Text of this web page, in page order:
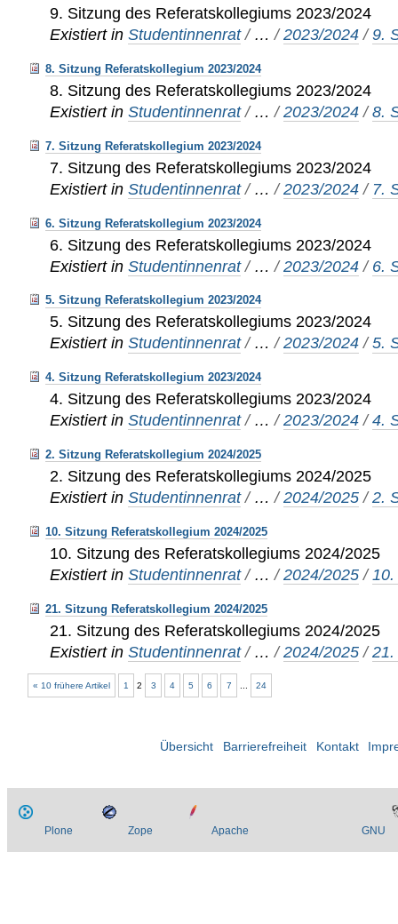
9. Sitzung des Referatskollegiums 2023/2024
Existiert in Studentinnenrat / …/2023/2024 /9.
8. Sitzung Referatskollegium 2023/2024
8. Sitzung des Referatskollegiums 2023/2024
Existiert in Studentinnenrat / …/2023/2024 /8.
7. Sitzung Referatskollegium 2023/2024
7. Sitzung des Referatskollegiums 2023/2024
Existiert in Studentinnenrat / …/2023/2024 / 7.
6. Sitzung Referatskollegium 2023/2024
6. Sitzung des Referatskollegiums 2023/2024
Existiert in Studentinnenrat / …/2023/2024 / 6.
5. Sitzung Referatskollegium 2023/2024
5. Sitzung des Referatskollegiums 2023/2024
Existiert in Studentinnenrat / …/2023/2024 /5.
4. Sitzung Referatskollegium 2023/2024
4. Sitzung des Referatskollegiums 2023/2024
Existiert in Studentinnenrat / …/2023/2024 /4.
2. Sitzung Referatskollegium 2024/2025
2. Sitzung des Referatskollegiums 2024/2025
Existiert in Studentinnenrat / …/2024/2025 /2.
10. Sitzung Referatskollegium 2024/2025
10. Sitzung des Referatskollegiums 2024/2025
Existiert in Studentinnenrat / …/2024/2025 /
21. Sitzung Referatskollegium 2024/2025
21. Sitzung des Referatskollegiums 2024/2025
Existiert in Studentinnenrat / …/2024/2025 /
« 10 frühere Artikel 1 2 3 4 5 6 7 24
Übersicht Barrierefreiheit Kontakt
Plone Zope Apache GNU